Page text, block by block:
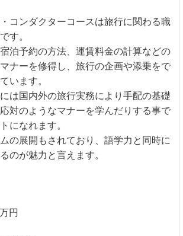
コンダクターコースは旅行に関わる職
す。
泊予約の方法、運賃料金の計算などの
ナーを修得し、旅行の企画や添乗をで
います。
は国内外の旅行実務により手配の基礎
対のようなマナーを学んだりする事で
になれます。
の展開もされており、語学力と同時に
のが魅力と言えます。
円